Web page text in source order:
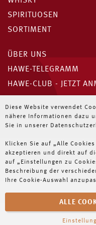
Diese Website verwendet
nähere Informationen dazu
Sie in unserer
Klicken Sie auf „Alle
akzeptieren und direkt auf
auf „Einstellungen zu
Beschreibung der
Ihre Cookie-Auswahl
ALLE
SPIRITUOSEN
SORTIMENT
ÜBER UNS
HAWE-TELEGRAMM
HAWE-CLUB - JETZT
Unser HAWE-
Immer die neuesten
JETZT ABONNIEREN
NEWSLETTER